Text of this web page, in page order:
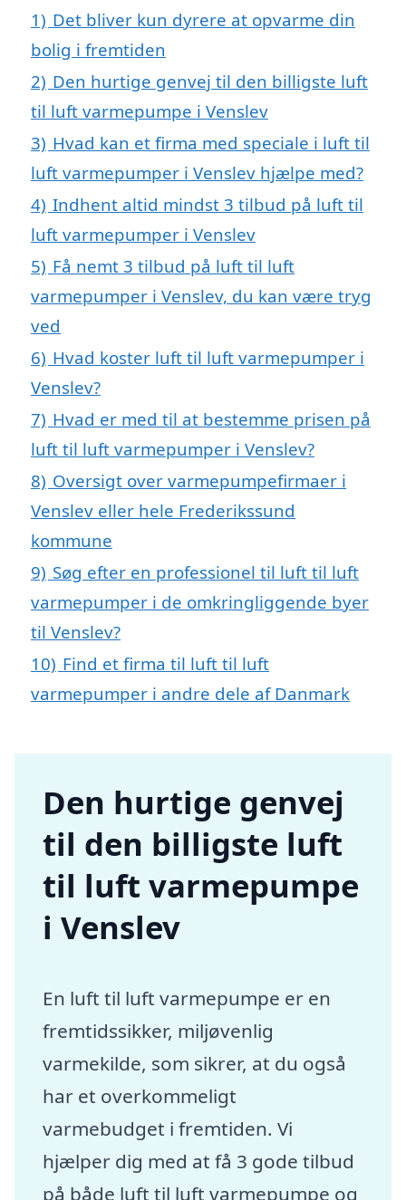
1) Det bliver kun dyrere at opvarme din
bolig i fremtiden
2) Den hurtige genvej til den billigste luft
til luft varmepumpe i Venslev
3) Hvad kan et firma med speciale i luft til
luft varmepumper i Venslev hjælpe med?
4) Indhent altid mindst 3 tilbud på luft til
luft varmepumper i Venslev
5) Få nemt 3 tilbud på luft til luft
varmepumper i Venslev, du kan være tryg
ved
6) Hvad koster luft til luft varmepumper i
Venslev?
7) Hvad er med til at bestemme prisen på
luft til luft varmepumper i Venslev?
8) Oversigt over varmepumpefirmaer i
Venslev eller hele Frederikssund
kommune
9) Søg efter en professionel til luft til luft
varmepumper i de omkringliggende byer
til Venslev?
10) Find et firma til luft til luft
varmepumper i andre dele af Danmark
Den hurtige genvej
til den billigste luft
til luft varmepumpe
i Venslev
En luft til luft varmepumpe er en
fremtidssikker, miljøvenlig
varmekilde, som sikrer, at du også
har et overkommeligt
varmebudget i fremtiden. Vi
hjælper dig med at få 3 gode tilbud
på både luft til luft varmepumpe og